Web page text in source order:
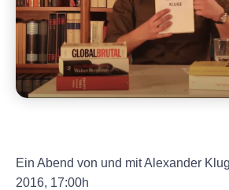
Ein Abend von und mit Alexander
2016, 17:00h